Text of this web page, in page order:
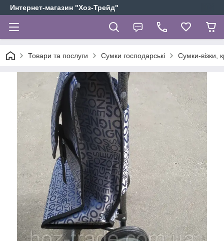
Интернет-магазин "Хоз-Трейд"
Товари та послуги Сумки господарські Сумки-візки,